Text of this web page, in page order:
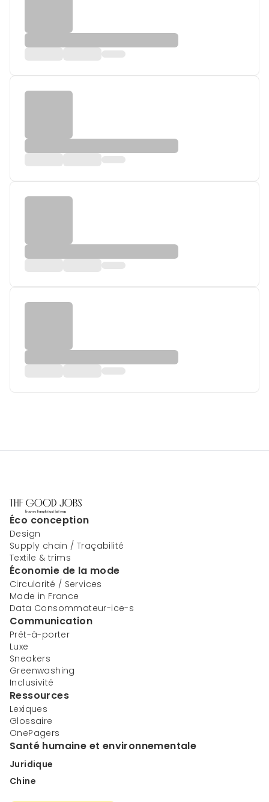
Éco conception
Design
Supply chain / Traçabilité
Textile & trims
Économie de la mode
Circularité / Services
Made in France
Data Consommateur-ice-s
Communication
Prêt-à-porter
Luxe
Sneakers
Greenwashing
Inclusivité
Ressources
Lexiques
Glossaire
OnePagers
Santé humaine et environnementale
Juridique
Chine